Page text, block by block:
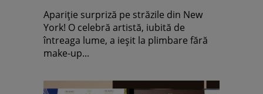
ieșit la plimbare, reușind să
treacă neobservată
Apariție surpriză pe străzile din New
York! O celebră artistă, iubită de
întreaga lume, a ieșit la plimbare fără
make-up...